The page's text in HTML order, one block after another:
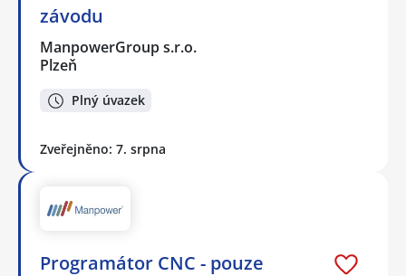
závodu
ManpowerGroup s.r.o.
Plzeň
Plný úvazek
Zveřejněno: 7. srpna
Programátor CNC - pouze